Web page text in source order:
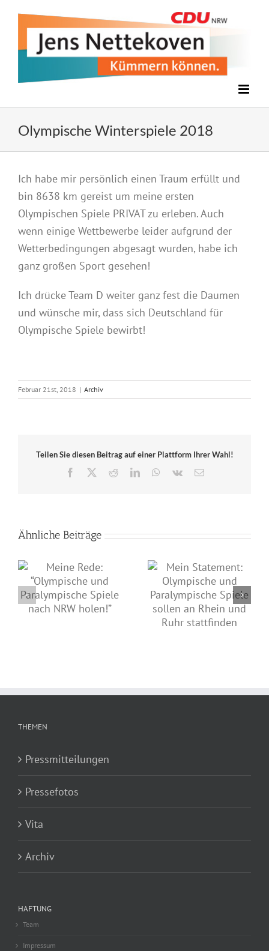
Olympische Winterspiele 2018
grösseres
Bild
Ich habe mir persönlich einen Traum erfüllt und
bin 8638 km gereist um meine ersten
Olympischen Spiele PRIVAT zu erleben. Auch
wenn einige Wettbewerbe leider aufgrund der
Wetterbedingungen abgesagt wurden, habe ich
ganz großen Sport gesehen!
Ich drücke Team D weiter ganz fest die Daumen
und wünsche mir, dass sich Deutschland für
Olympische Spiele bewirbt!
Februar 21st, 2018 | Archiv
Teilen Sie diesen Beitrag auf einer Plattform Ihrer Wahl!
Facebook
RedditLinkedInWhatsApp
Vk
E-
Ähnliche Beiträge
Mein Statement:
Olympische und
Paralympische Spiele
Mein Statement zu den
Finals Rhein-Ruhr
2020
THEMEN
Pressmitteilungen
Pressefotos
Vita
Archiv
HAFTUNG
Team
Impressum